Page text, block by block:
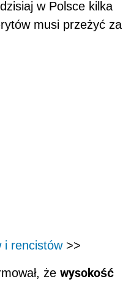
w Polsce kilka
musi przeżyć za
i rencistów>>
że wysokość